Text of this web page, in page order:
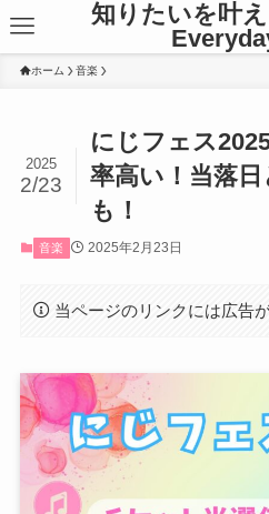
知りたいを叶
ホーム 音楽
にじフェス
率高い！当落
も！
2025
2/23
音楽 2025年2月23日
当ページのリンクには広告